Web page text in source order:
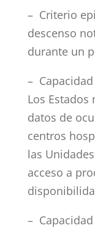
– Criterio
descenso
durante un
–
Los
datos de
centros
las
acceso a
–